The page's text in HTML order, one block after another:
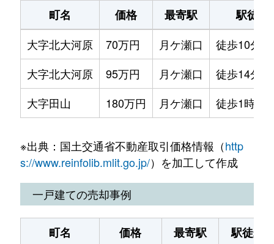
町名 価格 最寄駅
駅徒歩
大字北大河原
70万円 月ケ瀬口
徒歩10分
大字北大河原
95万円 月ケ瀬口
徒歩14分
大字田山
180万円 月ケ瀬口 徒歩1時間
※出典：国土交通省不動産取引価格情報（http
s://www.reinfolib.mlit.go.jp/）を加工して作成
一戸建ての売却事例
町名 価格 最寄駅
駅徒歩